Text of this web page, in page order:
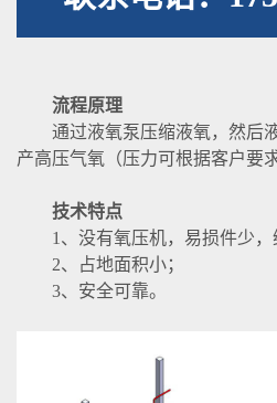
流程原理
通过液氧泵压缩液氧，然后
产高压气氧（压力可根据客户要
技术特点
1、没有氧压机，易损件少，
2、占地面积小；
3、安全可靠。